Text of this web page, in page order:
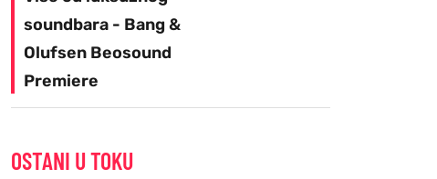
soundbara - Bang &
Olufsen Beosound
Premiere
OSTANI U TOKU